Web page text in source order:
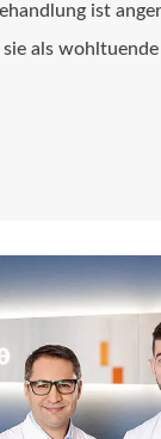
ist
als wohltuende